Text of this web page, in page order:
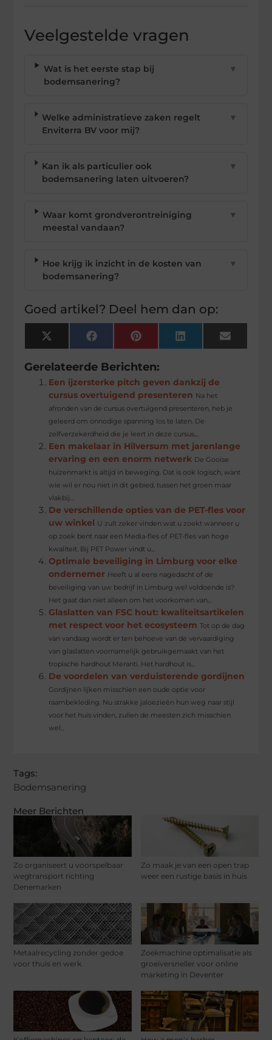
Meer Berichten
Zo organiseert u voorspelbaar
wegtransport richting
Denemarken
Zo maak je van een open trap
weer een rustige basis in huis
Metaalrecycling zonder gedoe
voor thuis en werk
Zoekmachine optimalisatie als
groeiversneller voor online
marketing in Deventer
Veelgestelde vragen
Wat is het eerste stap bij
bodemsanering?
▼
Welke administratieve zaken regelt
Enviterra BV voor mij?
▼
Kan ik als particulier ook
bodemsanering laten uitvoeren?
▼
Waar komt grondverontreiniging
meestal vandaan?
▼
Hoe krijg ik inzicht in de kosten van
bodemsanering?
▼
Goed artikel? Deel hem dan op:
X
(Twitter)
FacebookPinterest LinkedIn Email
Gerelateerde Berichten:
Een ijzersterke pitch geven dankzij de
cursus overtuigend presenteren Na het
afronden van de cursus overtuigend presenteren, heb je
geleerd om onnodige spanning los te laten. De
zelfverzekerdheid die je leert in deze cursus,...
Een makelaar in Hilversum met jarenlange
ervaring en een enorm netwerk De Gooise
huizenmarkt is altijd in beweging. Dat is ook logisch, want
wie wil er nou niet in dit gebied, tussen het groen maar
vlakbij...
De verschillende opties van de PET-fles voor
uw winkel U zult zeker vinden wat u zoekt wanneer u
op zoek bent naar een Media-fles of PET-fles van hoge
kwaliteit. Bij PET Power vindt u...
Optimale beveiliging in Limburg voor elke
ondernemer Heeft u al eens nagedacht of de
beveiliging van uw bedrijf in Limburg wel voldoende is?
Het gaat dan niet alleen om het voorkomen van...
Glaslatten van FSC hout: kwaliteitsartikelen
met respect voor het ecosysteem Tot op de dag
van vandaag wordt er ten behoeve van de vervaardiging
van glaslatten voornamelijk gebruikgemaakt van het
tropische hardhout Meranti. Het hardhout is...
De voordelen van verduisterende gordijnen
Gordijnen lijken misschien een oude optie voor
raambekleding. Nu strakke jaloezieën hun weg naar stijl
voor het huis vinden, zullen de meesten zich misschien
wel...
Tags:
Bodemsanering